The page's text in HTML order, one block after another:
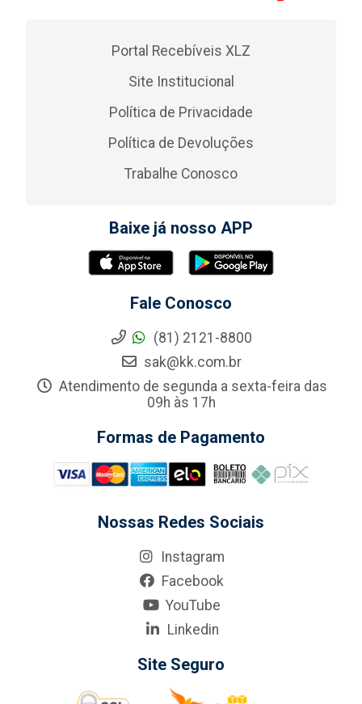
Portal Recebíveis XLZ
Site Institucional
Política de Privacidade
Política de Devoluções
Trabalhe Conosco
Baixe já nosso APP
Fale Conosco
(81) 2121-8800
sak@kk.com.br
Atendimento de segunda a sexta-feira das
09h às 17h
Formas de Pagamento
Nossas Redes Sociais
Instagram
Facebook
YouTube
Linkedin
Site Seguro